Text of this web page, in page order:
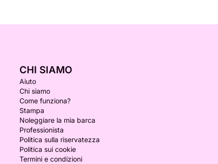
CHI SIAMO
Aiuto
Chi siamo
Come funziona?
Stampa
Noleggiare la mia barca
Professionista
Politica sulla riservatezza
Politica sui cookie
Termini e condizioni